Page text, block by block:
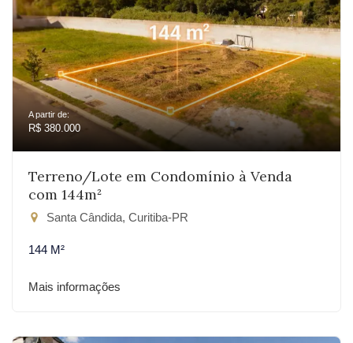
A partir de:
R$ 380.000
Terreno/Lote em Condomínio à Venda
com 144m²
Santa Cândida, Curitiba-PR
144 M²
Mais informações